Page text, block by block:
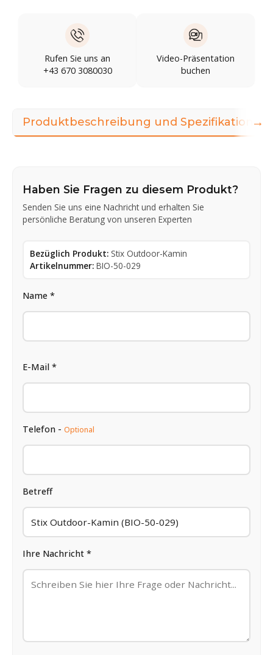
Rufen Sie uns an
+43 670 3080030
Video-Präsentation
buchen
Produktbeschreibung und Spezifikationen
Haben Sie Fragen zu diesem Produkt?
Senden Sie uns eine Nachricht und erhalten Sie
persönliche Beratung von unseren Experten
Bezüglich Produkt: Stix Outdoor-Kamin
Artikelnummer: BIO-50-029
Name *
E-Mail *
Telefon - Optional
Betreff
Ihre Nachricht *
→